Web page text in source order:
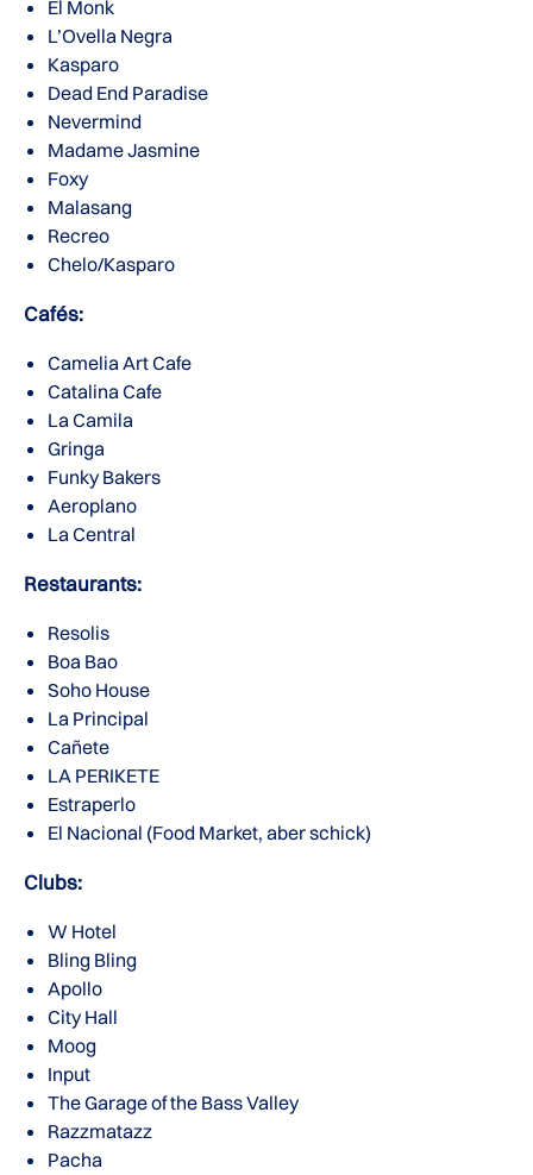
El Monk
L’Ovella Negra
Kasparo
Dead End Paradise
Nevermind
Madame Jasmine
Foxy
Malasang
Recreo
Chelo/Kasparo
Cafés:
Camelia Art Cafe
Catalina Cafe
La Camila
Gringa
Funky Bakers
Aeroplano
La Central
Restaurants:
Resolis
Boa Bao
Soho House
La Principal
Cañete
LA PERIKETE
Estraperlo
El Nacional (Food Market, aber schick)
Clubs:
W Hotel
Bling Bling
Apollo
City Hall
Moog
Input
The Garage of the Bass Valley
Razzmatazz
Pacha